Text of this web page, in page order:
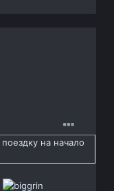
на начало